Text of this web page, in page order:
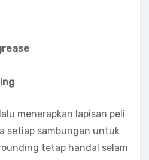
menerapkan lapisan peli
setiap sambungan untuk
tetap handal selam